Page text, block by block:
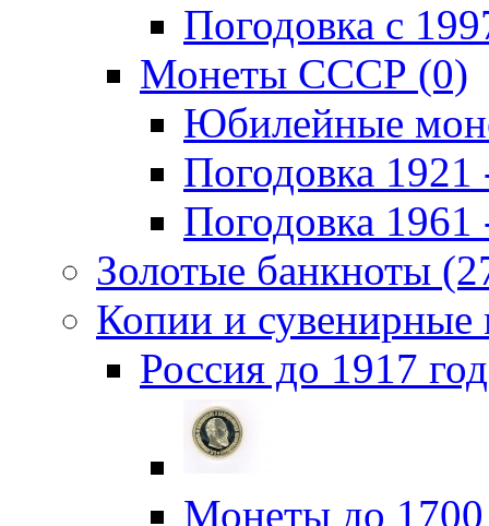
Погодовка c
Монеты СССР (0)
Юбилейные
Погодовка 1921
Погодовка 1961
Золотые банкноты
Копии и
Россия до 1917
Монеты до 1700